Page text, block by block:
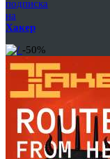
подписка
на
Хакер
-50%